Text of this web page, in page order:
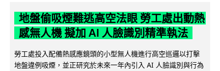
地盤偷吸煙難逃高空法眼 勞工處出動熱
感無人機 擬加 AI 人臉識別精準執法
勞工處投入配備熱感應鏡頭的小型無人機進行高空巡邏以打擊
地盤違例吸煙，並正研究於未來一年內引入 AI 人臉識別與行為